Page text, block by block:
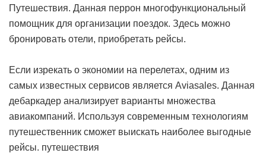
Путешествия. Данная перрон многофункциональный
помощник для организации поездок. Здесь можно
бронировать отели, приобретать рейсы.
Если изрекать о экономии на перелетах, одним из
самых известных сервисов является Aviasales. Данная
дебаркадер анализирует варианты множества
авиакомпаний. Используя современным технологиям
путешественник сможет выискать наиболее выгодные
рейсы. путешествия